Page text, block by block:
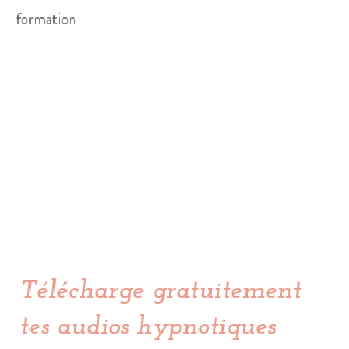
formation
Télécharge gratuitement
tes audios hypnotiques